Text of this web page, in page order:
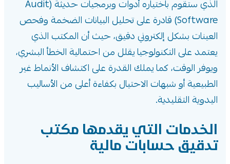
الذي ستقوم باختياره أدوات وبرمجيات حديثة (Audit
Software) قادرة على تحليل البيانات الضخمة وفحص
العينات بشكل إلكتروني دقيق، حيث أن المكتب الذي
يعتمد على التكنولوجيا يقلل من احتمالية الخطأ البشري،
ويوفر الوقت، كما يملك القدرة على اكتشاف الأنماط غير
الطبيعية أو شبهات الاحتيال بكفاءة أعلى من الأساليب
اليدوية التقليدية.
الخدمات التي يقدمها مكتب
تدقيق حسابات مالية